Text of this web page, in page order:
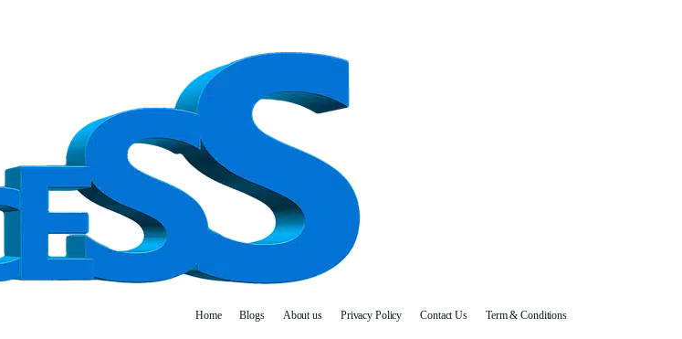
Home Blogs About us Privacy Policy Contact Us Term & Conditions